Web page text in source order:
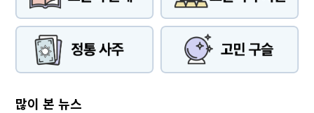
많이 본 뉴스